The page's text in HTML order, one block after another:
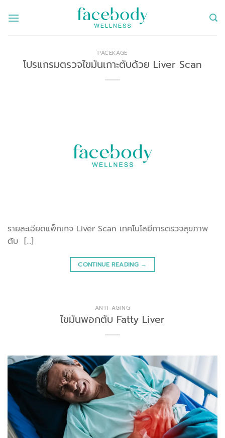
PACEKAGE
โปรแกรมตรวจไขมันเกาะตับด้วย Liver Scan
รายละเอียดแพ็กเกจ Liver Scan เทคโนโลยีการตรวจสุขภาพ
ตับ […]
CONTINUE READING →
ANTI-AGING
ไขมันพอกตับ Fatty Liver